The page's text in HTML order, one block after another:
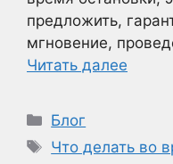
предложить,
мгновение,
Читать далее
Рубрики
Блог
Метки
Что делать во